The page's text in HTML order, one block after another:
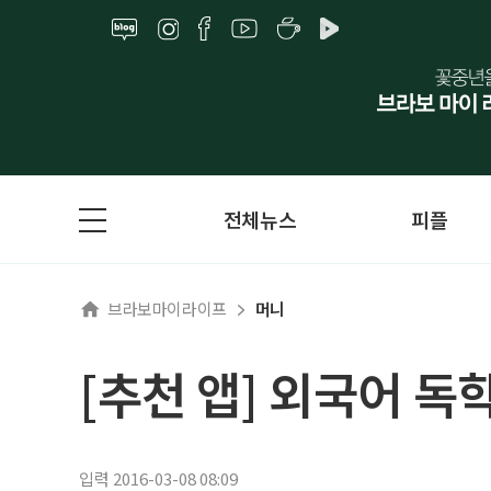
전체뉴스 피플
브라보마이라이프 머니
[추천 앱] 외국어 독
입력 2016-03-08 08:09